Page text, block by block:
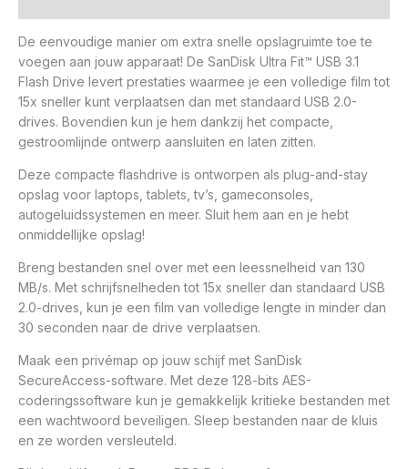
De eenvoudige manier om extra snelle opslagruimte toe te
voegen aan jouw apparaat! De SanDisk Ultra Fit™ USB 3.1
Flash Drive levert prestaties waarmee je een volledige film tot
15x sneller kunt verplaatsen dan met standaard USB 2.0-
drives. Bovendien kun je hem dankzij het compacte,
gestroomlijnde ontwerp aansluiten en laten zitten.
Deze compacte flashdrive is ontworpen als plug-and-stay
opslag voor laptops, tablets, tv’s, gameconsoles,
autogeluidssystemen en meer. Sluit hem aan en je hebt
onmiddellijke opslag!
Breng bestanden snel over met een leessnelheid van 130
MB/s. Met schrijfsnelheden tot 15x sneller dan standaard USB
2.0-drives, kun je een film van volledige lengte in minder dan
30 seconden naar de drive verplaatsen.
Maak een privémap op jouw schijf met SanDisk
SecureAccess-software. Met deze 128-bits AES-
coderingssoftware kun je gemakkelijk kritieke bestanden met
een wachtwoord beveiligen. Sleep bestanden naar de kluis
en ze worden versleuteld.